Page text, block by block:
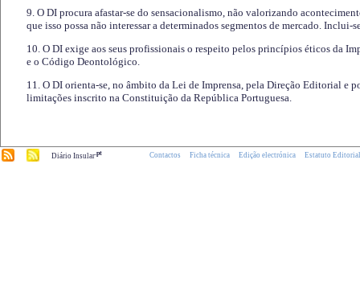
9. O DI procura afastar-se do sensacionalismo, não valorizando
que isso possa não interessar a determinados segmentos de mercado.
10. O DI exige aos seus profissionais o respeito pelos princípios éticos da
e o Código Deontológico.
11. O DI orienta-se, no âmbito da Lei de Imprensa, pela Direção Editorial e
limitações inscrito na Constituição da República Portuguesa.
Diário Insular.pt Contactos Ficha técnica Edição electrónica Estatuto Editorial